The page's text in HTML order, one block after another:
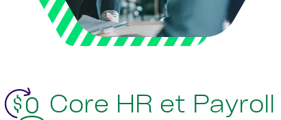
Core HR et Payroll